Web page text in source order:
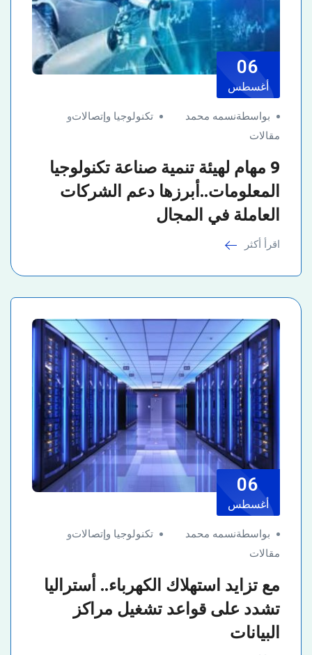
06
أغسطس
بواسطةنسمه محمد تكنولوجيا وإتصالاتو
مقالات
9 مهام لهيئة تنمية صناعة تكنولوجيا
المعلومات..أبرزها دعم الشركات
العاملة في المجال
اقرأ أكثر
06
أغسطس
بواسطةنسمه محمد تكنولوجيا وإتصالاتو
مقالات
مع تزايد استهلاك الكهرباء.. أستراليا
تشدد على قواعد تشغيل مراكز
البيانات